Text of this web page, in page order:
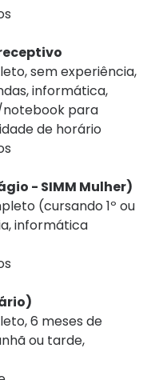
sem experiência,
informática,
para
de horário
- SIMM Mulher)
(cursando 1º ou
informática
6 meses de
ou tarde,